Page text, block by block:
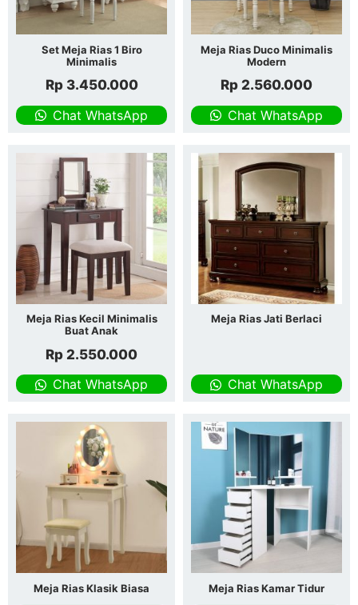
Set Meja Rias 1 Biro
Minimalis
Rp3.450.000
Chat WhatsApp
Meja Rias Duco Minimalis
Modern
Rp 2.560.000
Chat WhatsApp
Meja Rias Kecil Minimalis
Buat Anak
Rp 2.550.000
Chat WhatsApp
Meja Rias Jati Berlaci
Chat WhatsApp
Meja Rias Klasik Biasa Meja Rias Kamar Tidur